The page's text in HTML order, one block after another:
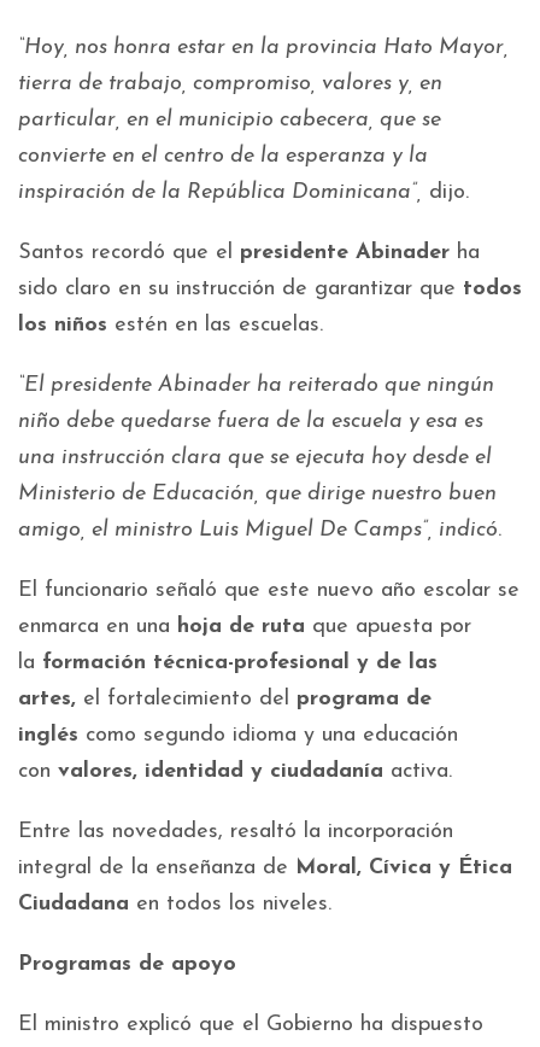
“Hoy, nos honra estar en la provincia Hato Mayor,
tierra de trabajo, compromiso, valores y, en
particular, en el municipio cabecera, que se
convierte en el centro de la esperanza y la
inspiración de la República Dominicana”, dijo.
Santos recordó que el presidente Abinader ha
sido claro en su instrucción de garantizar que todos
los niños estén en las escuelas.
“El presidente Abinader ha reiterado que ningún
niño debe quedarse fuera de la escuela y esa es
una instrucción clara que se ejecuta hoy desde el
Ministerio de Educación, que dirige nuestro buen
amigo, el ministro Luis Miguel De Camps”, indicó.
El funcionario señaló que este nuevo año escolar se
enmarca en una hoja de ruta que apuesta por
la formación técnica-profesional y de las
artes, el fortalecimiento del programa de
inglés como segundo idioma y una educación
con valores, identidad y ciudadanía activa.
Entre las novedades, resaltó la incorporación
integral de la enseñanza de Moral, Cívica y Ética
Ciudadana en todos los niveles.
Programas de apoyo
El ministro explicó que el Gobierno ha dispuesto